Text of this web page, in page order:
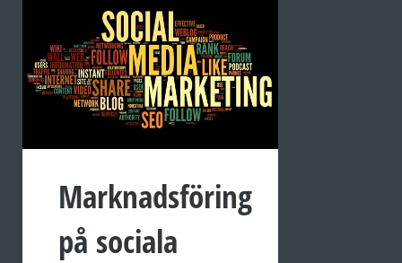
Marknadsföring
på sociala